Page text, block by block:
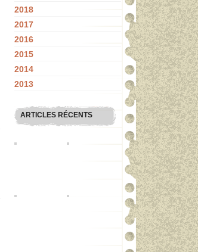
2018
2017
2016
2015
2014
2013
ARTICLES RÉCENTS